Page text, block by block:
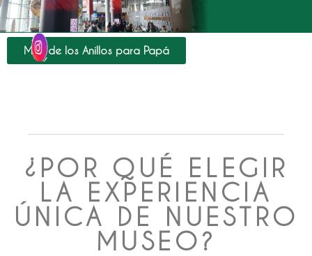
Más de los Anillos para Papá
¿POR QUÉ ELEGIR
LA EXPERIENCIA
ÚNICA DE NUESTRO
MUSEO?